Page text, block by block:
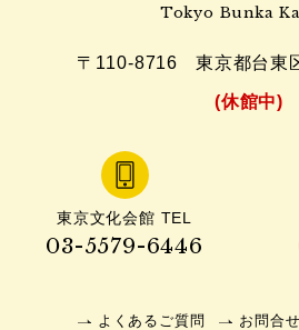
Tokyo Bunka
〒110-8716 東京都台東
(休館中)
東京文化会館 TEL
03-5579-6446
よくあるご質問 お問合せ